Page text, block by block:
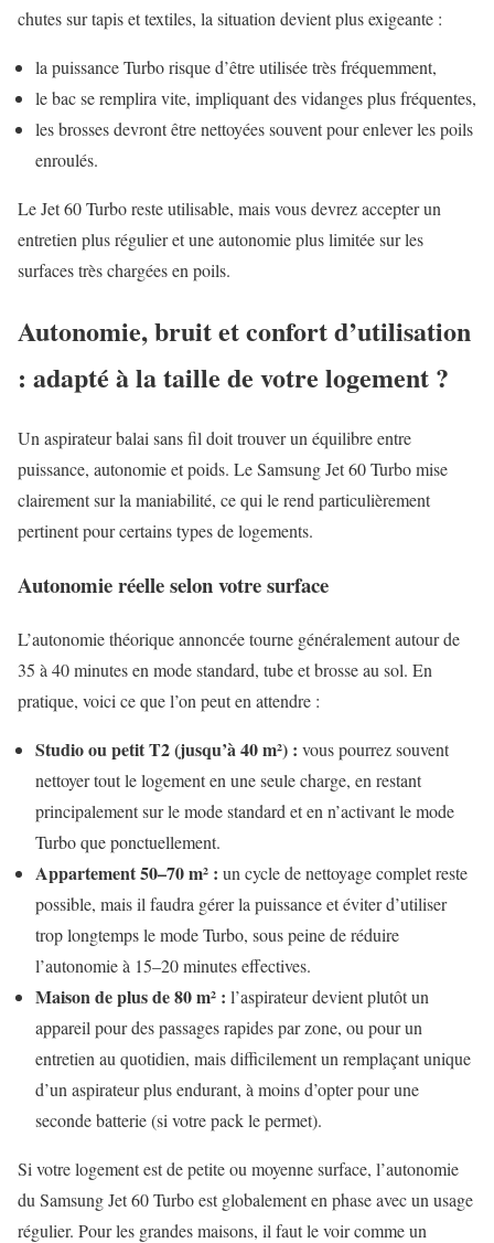
chutes sur tapis et textiles, la situation devient plus exigeante :
la puissance Turbo risque d’être utilisée très fréquemment,
le bac se remplira vite, impliquant des vidanges plus fréquentes,
les brosses devront être nettoyées souvent pour enlever les poils
enroulés.
Le Jet 60 Turbo reste utilisable, mais vous devrez accepter un
entretien plus régulier et une autonomie plus limitée sur les
surfaces très chargées en poils.
Autonomie, bruit et confort d’utilisation
: adapté à la taille de votre logement ?
Un aspirateur balai sans fil doit trouver un équilibre entre
puissance, autonomie et poids. Le Samsung Jet 60 Turbo mise
clairement sur la maniabilité, ce qui le rend particulièrement
pertinent pour certains types de logements.
Autonomie réelle selon votre surface
L’autonomie théorique annoncée tourne généralement autour de
35 à 40 minutes en mode standard, tube et brosse au sol. En
pratique, voici ce que l’on peut en attendre :
Studio ou petit T2 (jusqu’à 40 m²) : vous pourrez souvent
nettoyer tout le logement en une seule charge, en restant
principalement sur le mode standard et en n’activant le mode
Turbo que ponctuellement.
Appartement 50–70 m² : un cycle de nettoyage complet reste
possible, mais il faudra gérer la puissance et éviter d’utiliser
trop longtemps le mode Turbo, sous peine de réduire
l’autonomie à 15–20 minutes effectives.
Maison de plus de 80 m² : l’aspirateur devient plutôt un
appareil pour des passages rapides par zone, ou pour un
entretien au quotidien, mais difficilement un remplaçant unique
d’un aspirateur plus endurant, à moins d’opter pour une
seconde batterie (si votre pack le permet).
Si votre logement est de petite ou moyenne surface, l’autonomie
du Samsung Jet 60 Turbo est globalement en phase avec un usage
régulier. Pour les grandes maisons, il faut le voir comme un